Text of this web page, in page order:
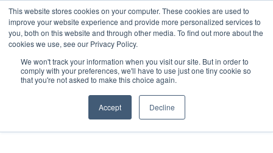
This website stores cookies on your computer. These cookies are used to
improve your website experience and provide more personalized services to
you, both on this website and through other media. To find out more about the
cookies we use, see our Privacy Policy.
We won't track your information when you visit our site. But in order to
comply with your preferences, we'll have to use just one tiny cookie so
that you're not asked to make this choice again.
Accept Decline
Buscar
Language: Spanish
Plexpack /Soluciones/Por Necesidad/Sistemas Integrados